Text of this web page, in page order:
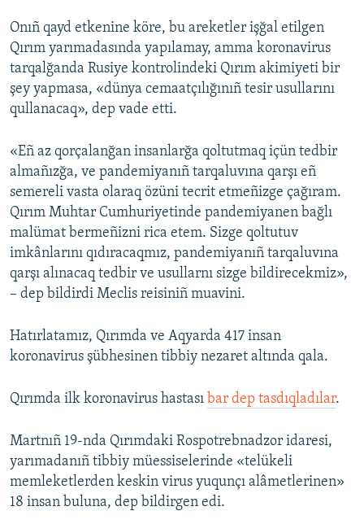
Onıñ qayd etkenine köre, bu areketler işğal etilgen
Qırım yarımadasında yapılamay, amma koronavirus
tarqalğanda Rusiye kontrolindeki Qırım akimiyeti bir
şey yapmasa, «dünya cemaatçılığınıñ tesir usullarını
qullanacaq», dep vade etti.
«Eñ az qorçalanğan insanlarğa qoltutmaq içün tedbir
almañızğa, ve pandemiyanıñ tarqaluvına qarşı eñ
semereli vasta olaraq özüni tecrit etmeñizge çağıram.
Qırım Muhtar Cumhuriyetinde pandemiyanen bağlı
malümat bermeñizni rica etem. Sizge qoltutuv
imkânlarını qıdıracaqmız, pandemiyanıñ tarqaluvına
qarşı alınacaq tedbir ve usullarnı sizge bildirecekmiz»,
– dep bildirdi Meclis reisiniñ muavini.
Hatırlatamız, Qırımda ve Aqyarda 417 insan
koronavirus şübhesinen tibbiy nezaret altında qala.
Qırımda ilk koronavirus hastası bar dep tasdıqladılar.
Martnıñ 19-nda Qırımdaki Rospotrebnadzor idaresi,
yarımadanıñ tibbiy müessiselerinde «telükeli
memleketlerden keskin virus yuqunçı alâmetlerinen»
18 insan buluna, dep bildirgen edi.